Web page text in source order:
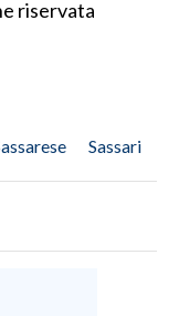
riservata
Sassari